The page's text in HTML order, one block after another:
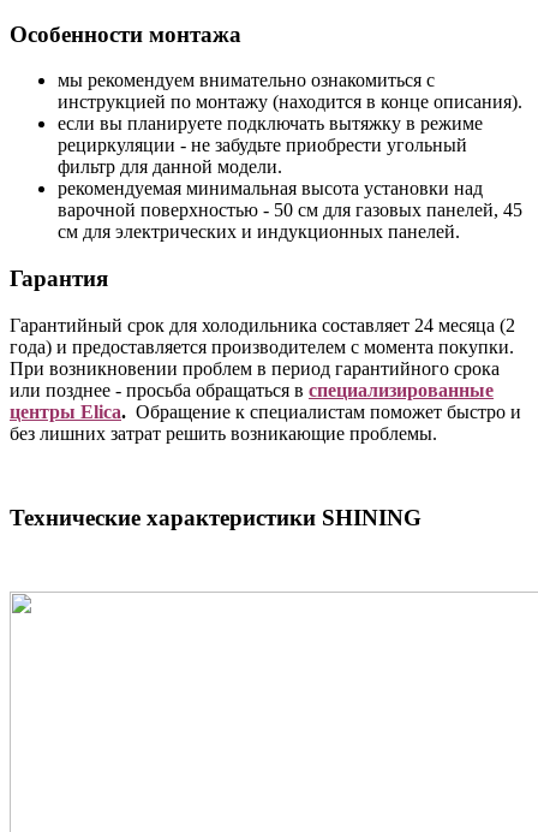
Особенности монтажа
мы рекомендуем внимательно ознакомиться с
инструкцией по монтажу (находится в конце описания).
если вы планируете подключать вытяжку в режиме
рециркуляции - не забудьте приобрести угольный
фильтр для данной модели.
рекомендуемая минимальная высота установки над
варочной поверхностью - 50 см для газовых панелей, 45
см для электрических и индукционных панелей.
Гарантия
Гарантийный срок для холодильника составляет 24 месяца (2
года) и предоставляется производителем с момента покупки.
При возникновении проблем в период гарантийного срока
или позднее - просьба обращаться в специализированные
центры Elica. Обращение к специалистам поможет быстро и
без лишних затрат решить возникающие проблемы.
Технические характеристики SHINING